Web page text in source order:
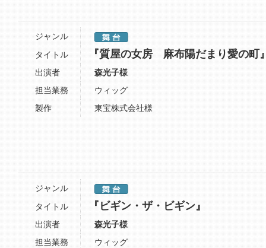
ジャンル
タイトル
『質屋の女房 麻布陽だまり愛の町
出演者
森光子様
担当業務
ウィッグ
製作
東宝株式会社様
ジャンル
タイトル
『ビギン・ザ・ビギン』
出演者
森光子様
担当業務
ウィッグ